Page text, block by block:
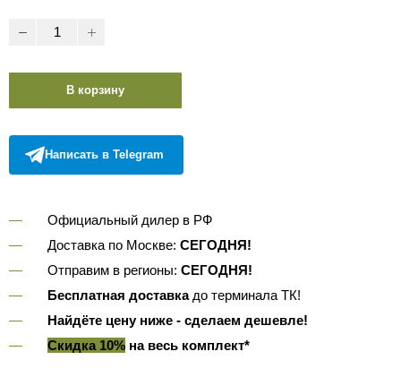
В корзину
Написать в Telegram
Официальный дилер в РФ
Доставка по Москве: СЕГОДНЯ!
Отправим в регионы: СЕГОДНЯ!
Бесплатная доставкадо терминала ТК!
Найдёте цену ниже - сделаем дешевле!
Скидка 10%на весь комплект*